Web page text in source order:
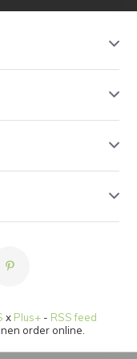
x Plus+- RSS feed
order online.